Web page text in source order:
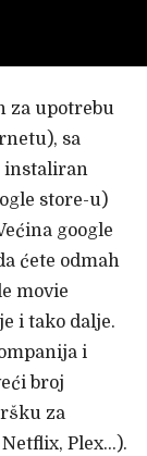
za upotrebu
sa
instaliran
store-u)
google
ćete odmah
movie
i tako dalje.
i
broj
za
Plex…).